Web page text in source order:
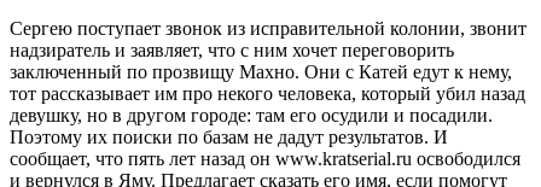
Сергею поступает звонок из исправительной колонии, звонит
надзиратель и заявляет, что с ним хочет переговорить
заключенный по прозвищу Махно. Они с Катей едут к нему,
тот рассказывает им про некого человека, который убил назад
девушку, но в другом городе: там его осудили и посадили.
Поэтому их поиски по базам не дадут результатов. И
сообщает, что пять лет назад он www.kratserial.ru освободился
и вернулся в Яму. Предлагает сказать его имя, если помогут